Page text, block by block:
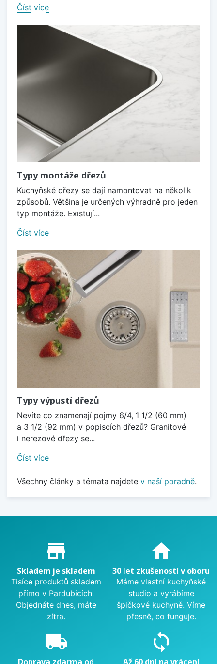
Číst více
Typy montáže dřezů
Kuchyňské dřezy se dají namontovat na několik
způsobů. Většina je určených výhradně pro jeden
typ montáže. Existují...
Číst více
Typy výpustí dřezů
Nevíte co znamenají pojmy 6/4, 1 1/2 (60 mm)
a 3 1/2 (92 mm) v popiscích dřezů? Granitové
i nerezové dřezy se...
Číst více
Všechny články a témata najdete v naší poradně.
Proč nakupovat u nás?
store_mall_directory
Skladem je skladem
Tisíce produktů skladem
přímo v Pardubicích.
Objednáte dnes, máte
zítra.
home
30 let zkušeností v oboru
Máme vlastní kuchyňské
studio a vyrábíme
špičkové kuchyně. Víme
přesně, co funguje.
local_shipping
Doprava zdarma od
sync
Až 60 dní na vrácení